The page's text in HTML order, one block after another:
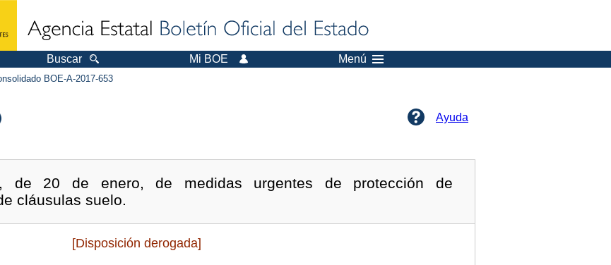
Buscar Mi BOE Menú
BOE-A-2017-653
Ayuda
de 20 de enero, de medidas urgentes de protección de
cláusulas suelo.
[Disposición derogada]